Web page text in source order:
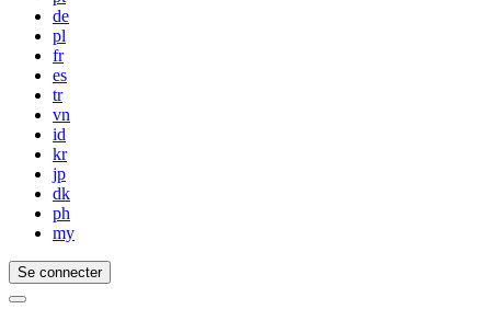
de
pl
fr
es
tr
vn
id
kr
jp
dk
ph
my
Se connecter